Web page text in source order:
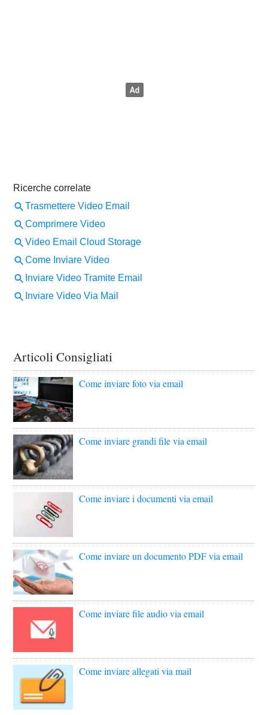
Articoli Consigliati
Come inviare foto via email
Come inviare grandi file via email
Come inviare i documenti via email
Come inviare un documento PDF via email
Come inviare file audio via email
Come inviare allegati via mail